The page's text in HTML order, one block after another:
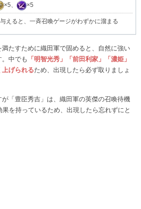
×5、 ×5
えると、一斉召喚ゲージがわずかに溜まる
たすために織田軍で固めると、自然に強い
中でも 「明智光秀」「前田利家」「濃姫」
げられるため、出現したら必ず取りましょ
「豊臣秀吉」は、織田軍の英傑の召喚待機
を持っているため、出現したら忘れずにと